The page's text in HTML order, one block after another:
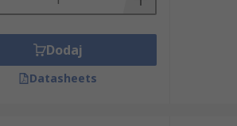
Dodaj
Datasheets